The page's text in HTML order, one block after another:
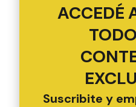
ACCEDÉ
Suscribite y